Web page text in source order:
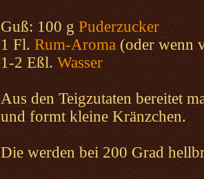
Guß: 100 gPuderzucker
1 Fl.Rum-Aroma(oder wenn
1-2 Eßl.Wasser
Aus den Teigzutaten bereitet
und formt kleine Kränzchen.
Die werden bei 200 Grad